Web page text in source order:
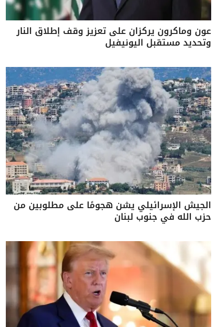
عون وماكرون يركزان على تعزيز وقف إطلاق النار
وتحديد مستقبل اليونيفيل
الجيش الإسرائيلي يشن هجومًا على مطلوبين من
حزب الله في جنوب لبنان